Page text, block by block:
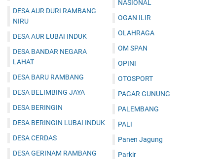
DESA AUR DURI RAMBANG
NIRU
DESA AUR LUBAI INDUK
DESA BANDAR NEGARA
LAHAT
DESA BARU RAMBANG
DESA BELIMBING JAYA
DESA BERINGIN
DESA BERINGIN LUBAI INDUK
DESA CERDAS
DESA GERINAM RAMBANG
NASIONAL
OGAN ILIR
OLAHRAGA
OM SPAN
OPINI
OTOSPORT
PAGAR GUNUNG
PALEMBANG
PALI
Panen Jagung
Parkir